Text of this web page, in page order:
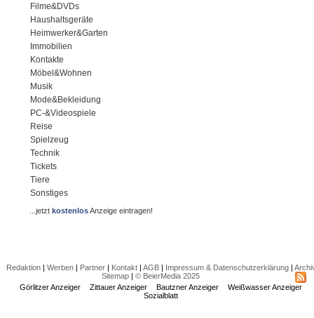
Filme&DVDs
Haushaltsgeräte
Heimwerker&Garten
Immobilien
Kontakte
Möbel&Wohnen
Musik
Mode&Bekleidung
PC-&Videospiele
Reise
Spielzeug
Technik
Tickets
Tiere
Sonstiges
...jetztkostenlosAnzeige eintragen!
Redaktion| Werben| Partner| Kontakt| AGB| Impressum & Datenschutzerklärung|
Sitemap| © BeierMedia 2025
Görlitzer Anzeiger
Zittauer Anzeiger Bautzner Anzeiger
Weißwasser Anzeiger
Sozialblatt